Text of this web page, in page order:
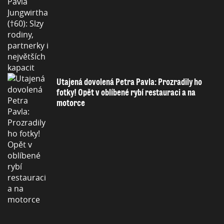
Utajená dovolená Petra Pavla: Prozradily ho
fotky! Opět v oblíbené rybí restauraci a na
motorce